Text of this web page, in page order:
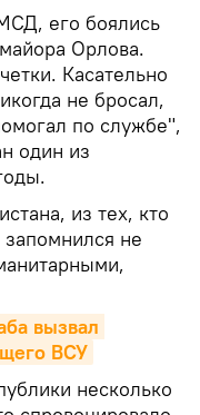
его боялись
Орлова.
Касательно
не бросал,
по службе",
один из
из тех, кто
не
вызвал
ВСУ
несколько